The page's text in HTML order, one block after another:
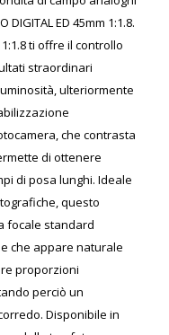
ED 45mm 1:1.8.
ti offre il controllo
straordinari
ulteriormente
che contrasta
di ottenere
di posa lunghi. Ideale
questo
focale standard
che appare naturale
proporzioni
perciò un
Disponibile in